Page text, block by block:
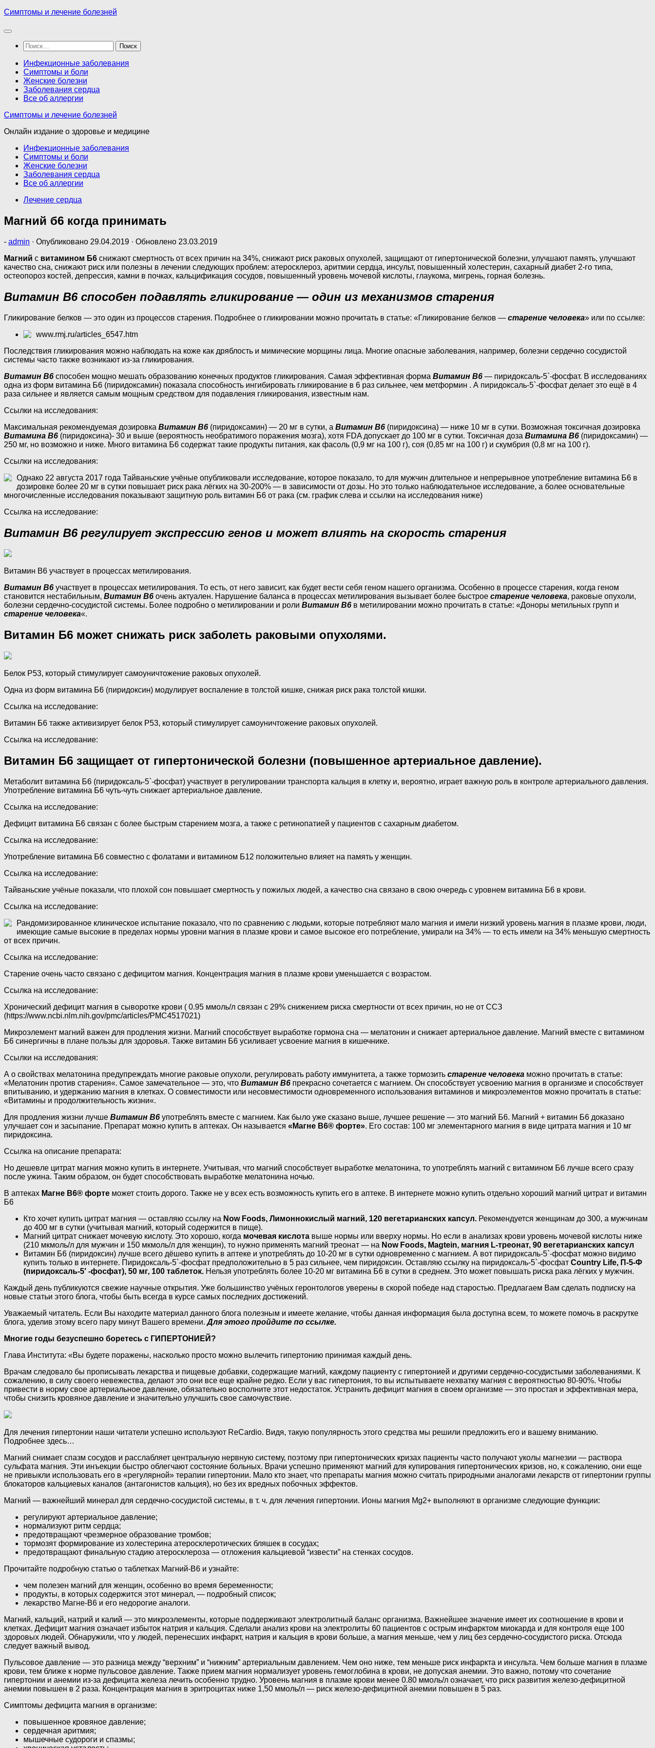
Перейти
содержимому
Симптомы и лечение болезней
Найти:
Инфекционные заболевания
Симптомы и боли
Женские болезни
Заболевания сердца
Все об аллергии
Симптомы и лечение болезней
Онлайн издание о здоровье и медицине
Инфекционные заболевания
Симптомы и боли
Женские болезни
Заболевания сердца
Все об аллергии
Лечение сердца
Магний б6 когда принимать
- admin · Опубликовано 29.04.2019 · Обновлено 23.03.2019
Магний с витамином Б6 снижают смертность от всех причин на 34%, снижают риск раковых опухолей, защищают от гипертонической болезни, улучшают память, улучшают
качество сна, снижают риск или полезны в лечении следующих проблем: атеросклероз, аритмии сердца, инсульт, повышенный холестерин, сахарный диабет 2-го типа,
остеопороз костей, депрессия, камни в почках, кальцификация сосудов, повышенный уровень мочевой кислоты, глаукома, мигрень, горная болезнь.
Витамин B6 способен подавлять гликирование — один из механизмов старения
Гликирование белков — это один из процессов старения. Подробнее о гликировании можно прочитать в статье: «Гликирование белков — старение человека» или по ссылке:
www.rmj.ru/articles_6547.htm
Последствия гликирования можно наблюдать на коже как дряблость и мимические морщины лица. Многие опасные заболевания, например, болезни сердечно сосудистой
системы часто также возникают из-за гликирования.
Витамин B6 способен мощно мешать образованию конечных продуктов гликирования. Самая эффективная форма Витамин B6 — пиридоксаль-5`-фосфат. В исследованиях
одна из форм витамина Б6 (пиридоксамин) показала способность ингибировать гликирование в 6 раз сильнее, чем метформин . А пиридоксаль-5`-фосфат делает это ещё в 4
раза сильнее и является самым мощным средством для подавления гликирования, известным нам.
Ссылки на исследования:
Максимальная рекомендуемая дозировка Витамин B6 (пиридоксамин) — 20 мг в сутки, а Витамин B6 (пиридоксина) — ниже 10 мг в сутки. Возможная токсичная дозировка
Витамина B6 (пиридоксина)- 30 и выше (вероятность необратимого поражения мозга), хотя FDA допускает до 100 мг в сутки. Токсичная доза Витамина B6 (пиридоксамин) —
250 мг, но возможно и ниже. Много витамина Б6 содержат такие продукты питания, как фасоль (0,9 мг на 100 г), соя (0,85 мг на 100 г) и скумбрия (0,8 мг на 100 г).
Ссылки на исследования:
Однако 22 августа 2017 года Тайваньские учёные опубликовали исследование, которое показало, то для мужчин длительное и непрерывное употребление витамина Б6 в
дозировке более 20 мг в сутки повышает риск рака лёгких на 30-200% — в зависимости от дозы. Но это только наблюдательное исследование, а более основательные
многочисленные исследования показывают защитную роль витамин Б6 от рака (см. график слева и ссылки на исследования ниже)
Ссылка на исследование:
Витамин B6 регулирует экспрессию генов и может влиять на скорость старения
Витамин B6 участвует в процессах метилирования.
Витамин B6 участвует в процессах метилирования. То есть, от него зависит, как будет вести себя геном нашего организма. Особенно в процессе старения, когда геном
становится нестабильным, Витамин B6 очень актуален. Нарушение баланса в процессах метилирования вызывает более быстрое старение человека, раковые опухоли,
болезни сердечно-сосудистой системы. Более подробно о метилировании и роли Витамин B6 в метилировании можно прочитать в статье: «Доноры метильных групп и
старение человека«.
Витамин Б6 может снижать риск заболеть раковыми опухолями.
Белок P53, который стимулирует самоуничтожение раковых опухолей.
Одна из форм витамина Б6 (пиридоксин) модулирует воспаление в толстой кишке, снижая риск рака толстой кишки.
Ссылка на исследование:
Витамин Б6 также активизирует белок P53, который стимулирует самоуничтожение раковых опухолей.
Ссылка на исследование:
Витамин Б6 защищает от гипертонической болезни (повышенное артериальное давление).
Метаболит витамина Б6 (пиридоксаль-5`-фосфат) участвует в регулировании транспорта кальция в клетку и, вероятно, играет важную роль в контроле артериального давления.
Употребление витамина Б6 чуть-чуть снижает артериальное давление.
Ссылка на исследование:
Дефицит витамина Б6 связан с более быстрым старением мозга, а также с ретинопатией у пациентов с сахарным диабетом.
Ссылка на исследование:
Употребление витамина Б6 совместно с фолатами и витамином Б12 положительно влияет на память у женщин.
Ссылка на исследование:
Тайваньские учёные показали, что плохой сон повышает смертность у пожилых людей, а качество сна связано в свою очередь с уровнем витамина Б6 в крови.
Ссылка на исследование:
Рандомизированное клиническое испытание показало, что по сравнению с людьми, которые потребляют мало магния и имели низкий уровень магния в плазме крови, люди,
имеющие самые высокие в пределах нормы уровни магния в плазме крови и самое высокое его потребление, умирали на 34% — то есть имели на 34% меньшую смертность
от всех причин.
Ссылка на исследование:
Старение очень часто связано с дефицитом магния. Концентрация магния в плазме крови уменьшается с возрастом.
Ссылка на исследование:
Хронический дефицит магния в сыворотке крови ( 0.95 ммоль/л связан с 29% снижением риска смертности от всех причин, но не от ССЗ
(https://www.ncbi.nlm.nih.gov/pmc/articles/PMC4517021)
Микроэлемент магний важен для продления жизни. Магний способствует выработке гормона сна — мелатонин и снижает артериальное давление. Магний вместе с витамином
Б6 синергичны в плане пользы для здоровья. Также витамин Б6 усиливает усвоение магния в кишечнике.
Ссылки на исследования:
А о свойствах мелатонина предупреждать многие раковые опухоли, регулировать работу иммунитета, а также тормозить старение человека можно прочитать в статье:
«Мелатонин против старения«. Самое замечательное — это, что Витамин B6 прекрасно сочетается с магнием. Он способствует усвоению магния в организме и способствует
впитыванию, и удержанию магния в клетках. О совместимости или несовместимости одновременного использования витаминов и микроэлементов можно прочитать в статье:
«Витамины и продолжительность жизни«.
Для продления жизни лучше Витамин B6 употреблять вместе с магнием. Как было уже сказано выше, лучшее решение — это магний Б6. Магний + витамин Б6 доказано
улучшает сон и засыпание. Препарат можно купить в аптеках. Он называется «Магне B6® форте». Его состав: 100 мг элементарного магния в виде цитрата магния и 10 мг
пиридоксина.
Ссылка на описание препарата:
Но дешевле цитрат магния можно купить в интернете. Учитывая, что магний способствует выработке мелатонина, то употреблять магний с витамином Б6 лучше всего сразу
после ужина. Таким образом, он будет способствовать выработке мелатонина ночью.
В аптеках Магне B6® форте может стоить дорого. Также не у всех есть возможность купить его в аптеке. В интернете можно купить отдельно хороший магний цитрат и витамин
Б6
Кто хочет купить цитрат магния — оставляю ссылку на Now Foods, Лимоннокислый магний, 120 вегетарианских капсул. Рекомендуется женщинам до 300, а мужчинам
до 400 мг в сутки (учитывая магний, который содержится в пище).
Магний цитрат снижает мочевую кислоту. Это хорошо, когда мочевая кислота выше нормы или вверху нормы. Но если в анализах крови уровень мочевой кислоты ниже
(210 мкмоль/л для мужчин и 150 мкмоль/л для женщин), то нужно применять магний треонат — на Now Foods, Magtein, магния L-треонат, 90 вегетарианских капсул
Витамин Б6 (пиридоксин) лучше всего дёшево купить в аптеке и употреблять до 10-20 мг в сутки одновременно с магнием. А вот пиридоксаль-5`-фосфат можно видимо
купить только в интернете. Пиридоксаль-5`-фосфат предположительно в 5 раз сильнее, чем пиридоксин. Оставляю ссылку на пиридоксаль-5`-фосфат Country Life, П-5-Ф
(пиридоксаль-5′ -фосфат), 50 мг, 100 таблеток. Нельзя употреблять более 10-20 мг витамина Б6 в сутки в среднем. Это может повышать риска рака лёгких у мужчин.
Каждый день публикуются свежие научные открытия. Уже большинство учёных геронтологов уверены в скорой победе над старостью. Предлагаем Вам сделать подписку на
новые статьи этого блога, чтобы быть всегда в курсе самых последних достижений.
Уважаемый читатель. Если Вы находите материал данного блога полезным и имеете желание, чтобы данная информация была доступна всем, то можете помочь в раскрутке
блога, уделив этому всего пару минут Вашего времени.Для этого пройдите по ссылке.
Многие годы безуспешно боретесь с ГИПЕРТОНИЕЙ?
Глава Института: «Вы будете поражены, насколько просто можно вылечить гипертонию принимая каждый день.
Врачам следовало бы прописывать лекарства и пищевые добавки, содержащие магний, каждому пациенту с гипертонией и другими сердечно-сосудистыми заболеваниями. К
сожалению, в силу своего невежества, делают это они все еще крайне редко. Если у вас гипертония, то вы испытываете нехватку магния с вероятностью 80-90%. Чтобы
привести в норму свое артериальное давление, обязательно восполните этот недостаток. Устранить дефицит магния в своем организме — это простая и эффективная мера,
чтобы снизить кровяное давление и значительно улучшить свое самочувствие.
Для лечения гипертонии наши читатели успешно используют ReCardio. Видя, такую популярность этого средства мы решили предложить его и вашему вниманию.
Подробнее здесь…
Магний снимает спазм сосудов и расслабляет центральную нервную систему, поэтому при гипертонических кризах пациенты часто получают уколы магнезии — раствора
сульфата магния. Эти инъекции быстро облегчают состояние больных. Врачи успешно применяют магний для купирования гипертонических кризов, но, к сожалению, они еще
не привыкли использовать его в «регулярной» терапии гипертонии. Мало кто знает, что препараты магния можно считать природными аналогами лекарств от гипертонии группы
блокаторов кальциевых каналов (антагонистов кальция), но без их вредных побочных эффектов.
Магний — важнейший минерал для сердечно-сосудистой системы, в т. ч. для лечения гипертонии. Ионы магния Mg2+ выполняют в организме следующие функции:
регулируют артериальное давление;
нормализуют ритм сердца;
предотвращают чрезмерное образование тромбов;
тормозят формирование из холестерина атеросклеротических бляшек в сосудах;
предотвращают финальную стадию атеросклероза — отложения кальциевой “извести” на стенках сосудов.
Прочитайте подробную статью о таблетках Магний-В6 и узнайте:
чем полезен магний для женщин, особенно во время беременности;
продукты, в которых содержится этот минерал, — подробный список;
лекарство Магне-В6 и его недорогие аналоги.
Магний, кальций, натрий и калий — это микроэлементы, которые поддерживают электролитный баланс организма. Важнейшее значение имеет их соотношение в крови и
клетках. Дефицит магния означает избыток натрия и кальция. Сделали анализ крови на электролиты 60 пациентов с острым инфарктом миокарда и для контроля еще 100
здоровых людей. Обнаружили, что у людей, перенесших инфаркт, натрия и кальция в крови больше, а магния меньше, чем у лиц без сердечно-сосудистого риска. Отсюда
следует важный вывод.
Пульсовое давление — это разница между “верхним” и “нижним” артериальным давлением. Чем оно ниже, тем меньше риск инфаркта и инсульта. Чем больше магния в плазме
крови, тем ближе к норме пульсовое давление. Также прием магния нормализует уровень гемоглобина в крови, не допуская анемии. Это важно, потому что сочетание
гипертонии и анемии из-за дефицита железа лечить особенно трудно. Уровень магния в плазме крови менее 0.80 ммоль/л означает, что риск развития железо-дефицитной
анемии повышен в 2 раза. Концентрация магния в эритроцитах ниже 1,50 ммоль/л — риск железо-дефицитной анемии повышен в 5 раз.
Симптомы дефицита магния в организме:
повышенное кровяное давление;
сердечная аритмия;
мышечные судороги и спазмы;